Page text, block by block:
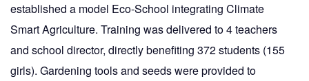
established a model Eco-School integrating Climate
Smart Agriculture. Training was delivered to 4 teachers
and school director, directly benefiting 372 students (155
girls). Gardening tools and seeds were provided to